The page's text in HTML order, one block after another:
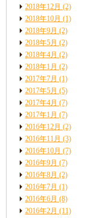
2018年12月 (2)
2018年10月 (1)
2018年9月 (2)
2018年5月 (2)
2018年4月 (2)
2018年1月 (2)
2017年7月 (1)
2017年5月 (5)
2017年4月 (7)
2017年1月 (7)
2016年12月 (2)
2016年11月 (3)
2016年10月 (7)
2016年9月 (7)
2016年8月 (2)
2016年7月 (1)
2016年6月 (8)
2016年2月 (11)